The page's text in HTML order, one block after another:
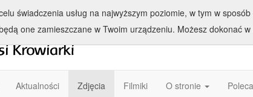
Aktualności Zdjęcia Filmiki O stronie
świadczenia usług na najwyższym poziomie, w tym w
one zamieszczane w Twoim urządzeniu. Możesz dokonać